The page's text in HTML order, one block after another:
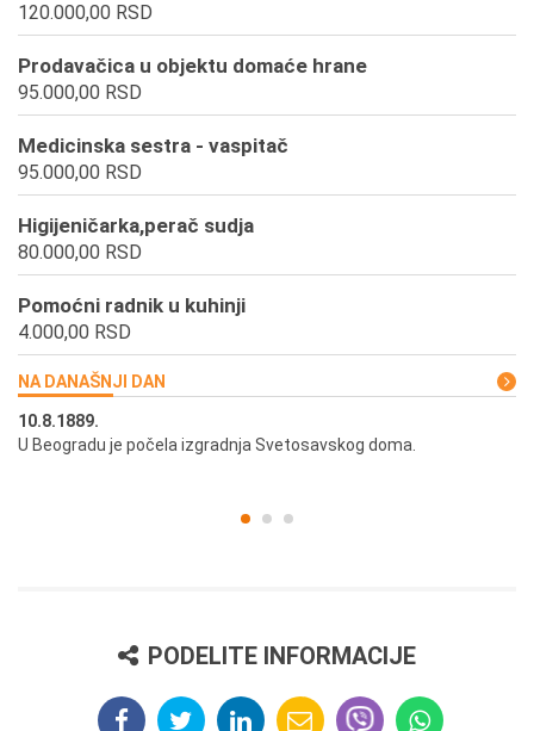
120.000,00 RSD
Prodavačica u objektu domaće hrane
95.000,00 RSD
Medicinska sestra - vaspitač
95.000,00 RSD
Higijeničarka,perač sudja
80.000,00 RSD
Pomoćni radnik u kuhinji
4.000,00 RSD
NA DANAŠNJI DAN
10.8.1889.
U Beogradu je počela izgradnja Svetosavskog doma.
PODELITE INFORMACIJE